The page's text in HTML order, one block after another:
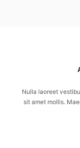
Nulla laoreet
sit amet mollis.